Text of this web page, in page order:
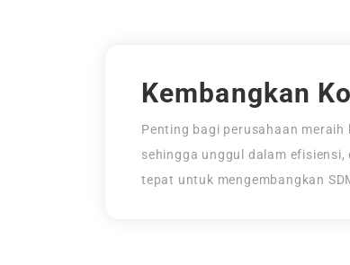
Kembangkan
Penting bagi perusahaan
sehingga unggul dalam
tepat untuk mengembangkan